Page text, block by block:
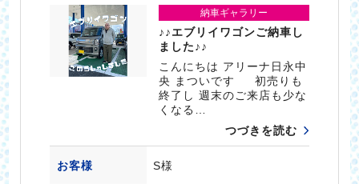
納車ギャラリー
♪♪エブリイワゴンご納車し
ました♪♪
こんにちは アリーナ日永中
央 まついです 初売りも
終了し 週末のご来店も少な
くなる…
つづきを読む
お客様 S様